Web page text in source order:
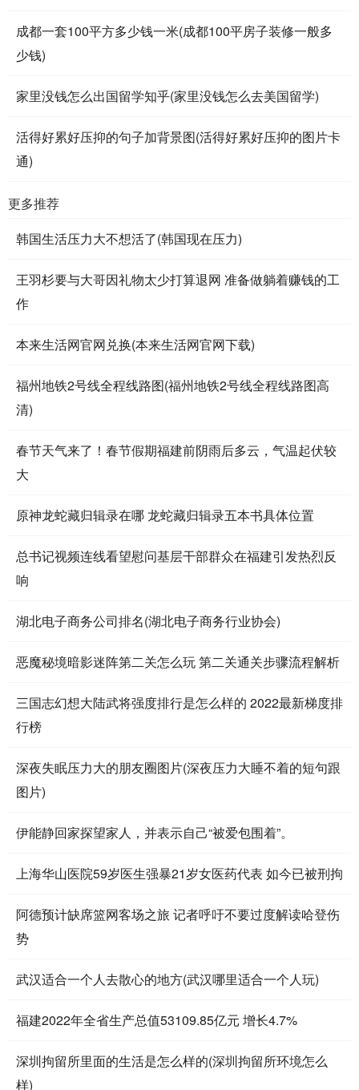
成都一套100平方多少钱一米(成都100平房子装修一般多
少钱)
家里没钱怎么出国留学知乎(家里没钱怎么去美国留学)
活得好累好压抑的句子加背景图(活得好累好压抑的图片卡
通)
更多推荐
韩国生活压力大不想活了(韩国现在压力)
王羽杉要与大哥因礼物太少打算退网 准备做躺着赚钱的工
作
本来生活网官网兑换(本来生活网官网下载)
福州地铁2号线全程线路图(福州地铁2号线全程线路图高
清)
春节天气来了！春节假期福建前阴雨后多云，气温起伏较
大
原神龙蛇藏归辑录在哪 龙蛇藏归辑录五本书具体位置
总书记视频连线看望慰问基层干部群众在福建引发热烈反
响
湖北电子商务公司排名(湖北电子商务行业协会)
恶魔秘境暗影迷阵第二关怎么玩 第二关通关步骤流程解析
三国志幻想大陆武将强度排行是怎么样的 2022最新梯度排
行榜
深夜失眠压力大的朋友圈图片(深夜压力大睡不着的短句跟
图片)
伊能静回家探望家人，并表示自己“被爱包围着”。
上海华山医院59岁医生强暴21岁女医药代表 如今已被刑拘
阿德预计缺席篮网客场之旅 记者呼吁不要过度解读哈登伤
势
武汉适合一个人去散心的地方(武汉哪里适合一个人玩)
福建2022年全省生产总值53109.85亿元 增长4.7%
深圳拘留所里面的生活是怎么样的(深圳拘留所环境怎么
样)